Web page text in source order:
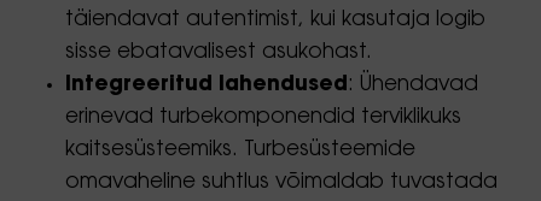
täiendavat autentimist, kui kasutaja logib
sisse ebatavalisest asukohast.
Integreeritud lahendused : Ühendavad
erinevad turbekomponendid terviklikuks
kaitsesüsteemiks. Turbesüsteemide
omavaheline suhtlus võimaldab tuvastada